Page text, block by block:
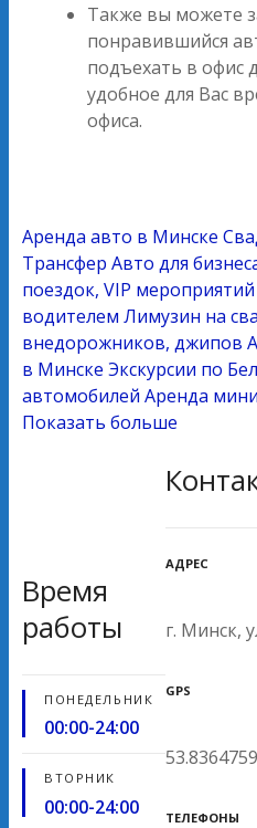
Также вы можете
понравившийся
подъехать в офис
удобное для Вас
офиса.
Аренда авто в Минске
Трансфер Авто для
поездок, VIP мероприятий
водителем Лимузин на
внедорожников, джипов
в Минске Экскурсии по
автомобилей Аренда
Показать больше
Время
работы
ПОНЕДЕЛЬНИК
00:00-24:00
ВТОРНИК
00:00-24:00
АДРЕС
г. Минск,
GPS
ТЕЛЕФОНЫ